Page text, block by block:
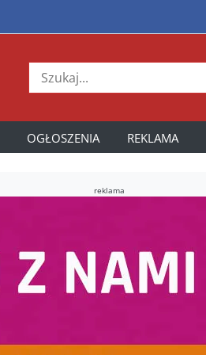
OGŁOSZENIA REKLAMA
reklama